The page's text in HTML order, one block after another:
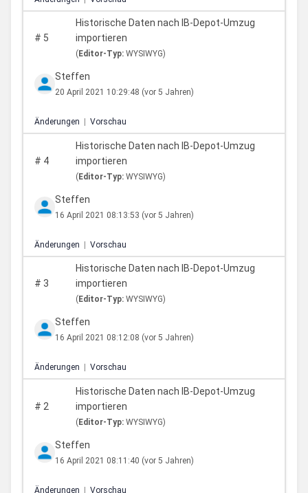
# 5
Historische Daten nach IB-Depot-Umzug
importieren
( Editor-Typ: WYSIWYG)
Steffen
20 April 2021 10:29:48 (vor 5 Jahren)
Änderungen Vorschau
# 4
Historische Daten nach IB-Depot-Umzug
importieren
(Editor-Typ: WYSIWYG)
Steffen
16 April 2021 08:13:53 (vor 5 Jahren)
Änderungen | Vorschau
# 3
Historische Daten nach IB-Depot-Umzug
importieren
( Editor-Typ: WYSIWYG)
Steffen
16 April 2021 08:12:08 (vor 5 Jahren)
Änderungen Vorschau
# 2
Historische Daten nach IB-Depot-Umzug
importieren
(Editor-Typ: WYSIWYG)
Steffen
16 April 2021 08:11:40 (vor 5 Jahren)
Änderungen | Vorschau